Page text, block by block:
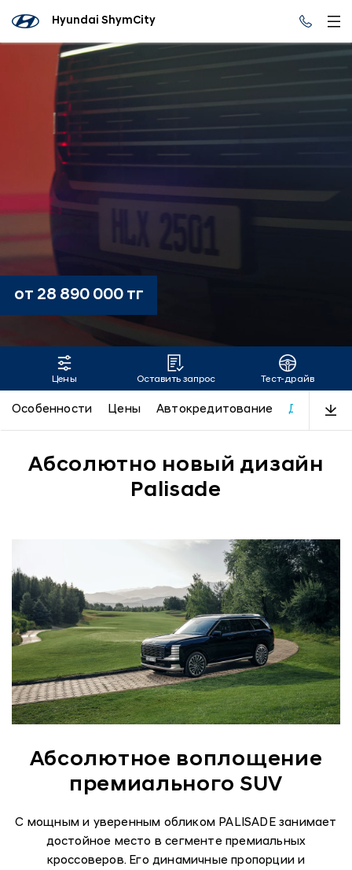
Hyundai ShymCity
Новый PALISADE
от 28 890 000 тг
Цены Оставить запрос Тест-драйв
Особенности Цены Автокредитование Дизайн
Абсолютно новый дизайн
Palisade
Абсолютное воплощение
премиального SUV
С мощным и уверенным обликом PALISADE занимает
достойное место в сегменте премиальных
кроссоверов. Его динамичные пропорции и